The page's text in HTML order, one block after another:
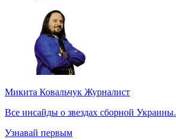
Микита Ковальчук Журналист
Все инсайды о звездах сборной Украины.
Узнавай первым